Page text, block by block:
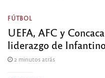
FÚTBOL
UEFA, AFC y
liderazgo de Infantino
2 minutos atrás